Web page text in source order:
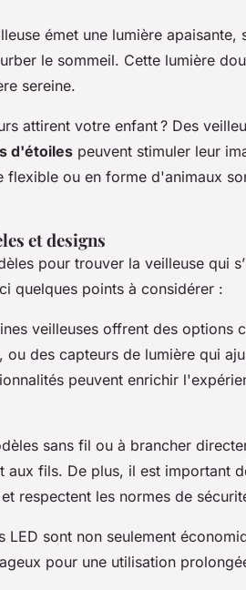
émet une lumière apaisante,
le sommeil. Cette lumière
sereine.
attirent votre enfant ? Des
d'étoiles peuvent stimuler leur
flexible ou en forme d'animaux
et designs
pour trouver la veilleuse qui
quelques points à considérer :
veilleuses offrent des options
des capteurs de lumière qui
peuvent enrichir
sans fil ou à brancher
aux fils. De plus, il est important
respectent les normes de
LED sont non seulement
pour une utilisation